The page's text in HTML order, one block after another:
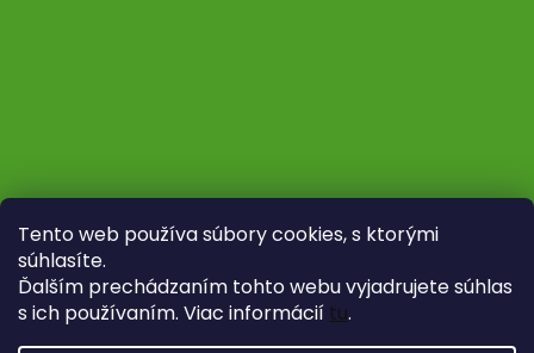
Tento web používa súbory cookies, s ktorými
súhlasíte.
Ďalším prechádzaním tohto webu vyjadrujete súhlas
s ich používaním. Viac informácií tu.